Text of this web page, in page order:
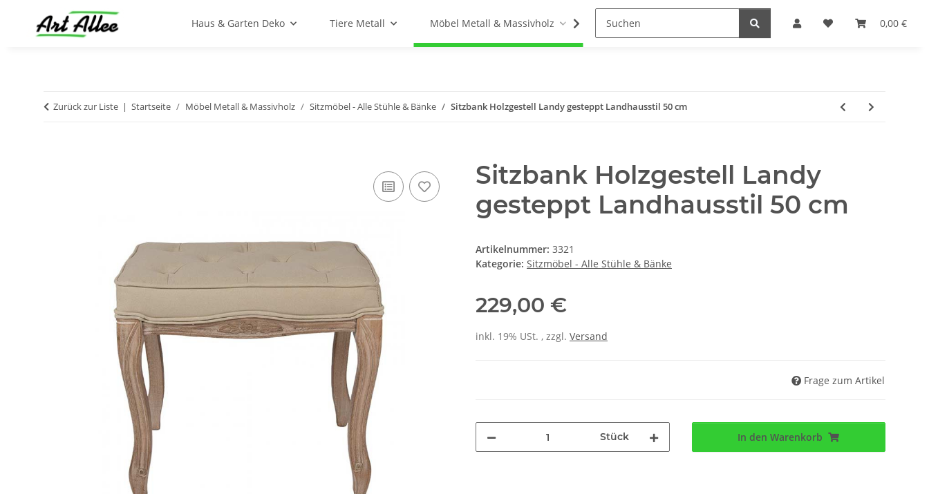
0,00 €
Haus & Garten Deko Tiere Metall Möbel Metall & Massivholz Wohnaccessoires Edelstahl Schmuck Möbel Serien
Zurück zur Liste Startseite Möbel Metall & Massivholz Sitzmöbel - Alle Stühle & Bänke Sitzbank Holzgestell Landy gesteppt Landhausstil 50 cm
Sitzbank Holzgestell Landy
gesteppt Landhausstil 50 cm
Artikelnummer: 3321
Kategorie: Sitzmöbel - Alle Stühle & Bänke
229,00 €
inkl. 19% USt. , zzgl. Versand
Frage zum Artikel
Stück In den Warenkorb